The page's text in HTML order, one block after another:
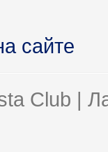
сайте
Club |